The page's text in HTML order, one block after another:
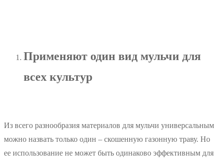
Применяют один вид мульчи для
всех культур
Из всего разнообразия материалов для мульчи универсальным
можно назвать только один – скошенную газонную траву. Но
ее использование не может быть одинаково эффективным для